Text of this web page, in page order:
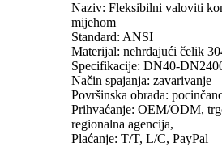
Naziv: Fleksibilni valoviti
mijehom
Standard: ANSI
Materijal: nehrđajući čelik
Specifikacije: DN40-
Način spajanja: zavarivanje
Površinska obrada:
Prihvaćanje: OEM/ODM,
regionalna agencija,
Plaćanje: T/T, L/C, PayPal